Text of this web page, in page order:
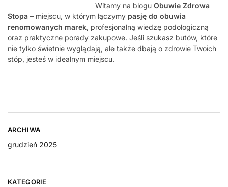
Witamy na blogu Obuwie Zdrowa
Stopa – miejscu, w którym łączymy pasję do obuwia
renomowanych marek, profesjonalną wiedzę podologiczną
oraz praktyczne porady zakupowe. Jeśli szukasz butów, które
nie tylko świetnie wyglądają, ale także dbają o zdrowie Twoich
stóp, jesteś w idealnym miejscu.
ARCHIWA
grudzień 2025
KATEGORIE